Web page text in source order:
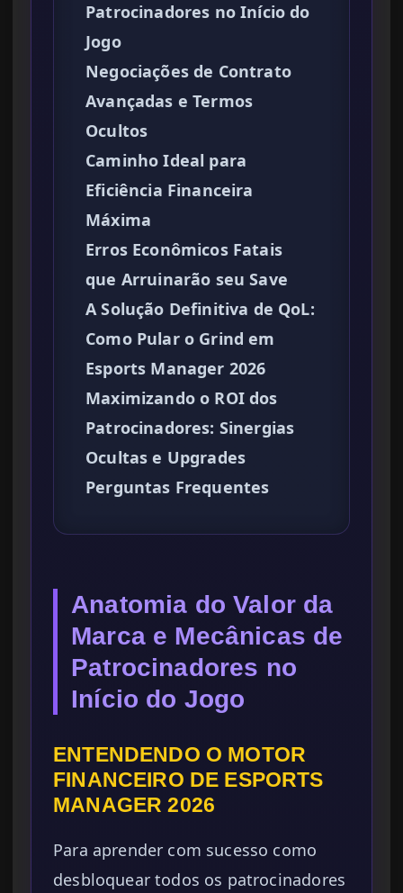
Patrocinadores no Início do
Jogo
Negociações de Contrato
Avançadas e Termos
Ocultos
Caminho Ideal para
Eficiência Financeira
Máxima
Erros Econômicos Fatais
que Arruinarão seu Save
A Solução Definitiva de QoL:
Como Pular o Grind em
Esports Manager 2026
Maximizando o ROI dos
Patrocinadores: Sinergias
Ocultas e Upgrades
Perguntas Frequentes
Anatomia do Valor da
Marca e Mecânicas de
Patrocinadores no
Início do Jogo
ENTENDENDO O MOTOR
FINANCEIRO DE ESPORTS
MANAGER 2026
Para aprender com sucesso como
desbloquear todos os patrocinadores